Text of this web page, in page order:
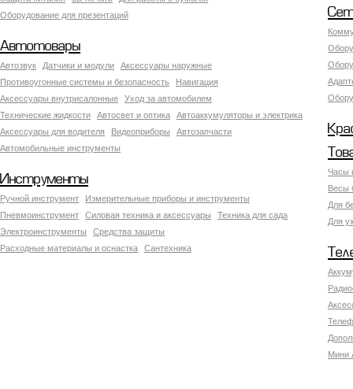
Оборудование для презентаций
Автотовары
Автозвук Датчики и модули
Аксессуары наружные
Противоугонные системы и безопасность
Навигация
Аксесcуары внутрисалонные
Уход за автомобилем
Технические жидкости
Автосвет и оптика
Автоаккумуляторы и электрика
Аксессуары для водителя
Видеоприборы
Автозапчасти
Автомобильные инструменты
Часы
Весы
Для
Для
Инструменты
Ручной инструмент
Измерительные приборы и инструменты
Пневмоинструмент
Силовая техника и аксессуары
Техника для сада
Электроинструменты
Средства защиты
Расходные материалы и оснастка
Сантехника
Мини